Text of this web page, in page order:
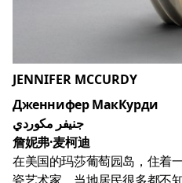
JENNIFER MCCURDY
Дженнифер МакКурди
جنيفر مكوردي
詹妮弗·麦柯迪
在美国的玛莎葡萄园岛，住着